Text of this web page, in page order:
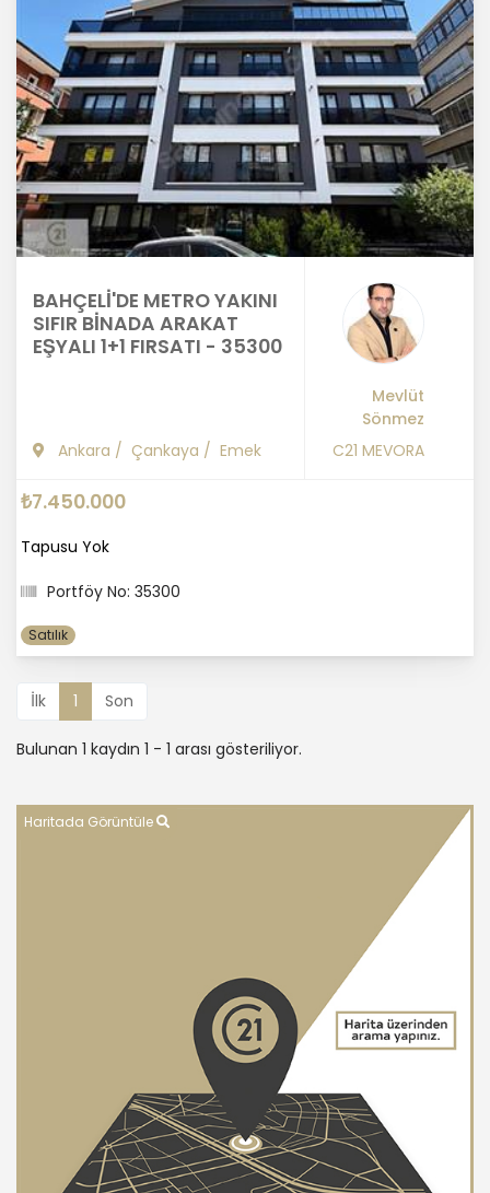
BAHÇELİ'DE METRO YAKINI
SIFIR BİNADA ARAKAT
EŞYALI 1+1 FIRSATI - 35300
Ankara / Çankaya / Emek
Mevlüt
Sönmez
C21 MEVORA
₺7.450.000
Tapusu Yok
Portföy No: 35300
Satılık
İlk 1 Son
Bulunan 1 kaydın 1 - 1 arası gösteriliyor.
Haritada Görüntüle